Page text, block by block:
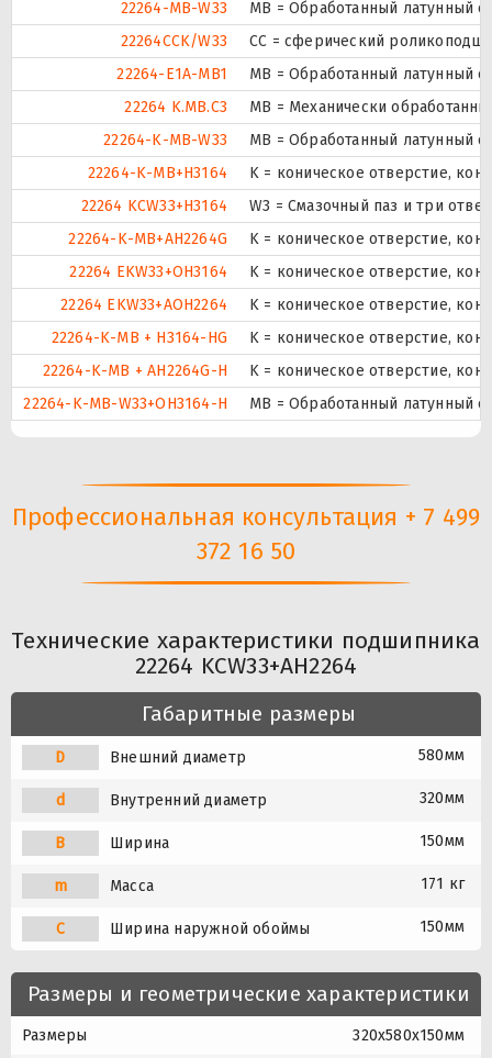
22264-MB-W33
MB = Обработанный латунный
22264CCK/W33
CC = сферический
22264-E1A-MB1
MB = Обработанный латунный
22264 K.MB.C3
MB = Механически
22264-K-MB-W33
MB = Обработанный латунный
22264-K-MB+H3164
K = коническое отверстие,
22264 KCW33+H3164
W3 = Смазочный паз и три
22264-K-MB+AH2264G
K = коническое отверстие,
22264 EKW33+OH3164
K = коническое отверстие,
22264 EKW33+AOH2264
K = коническое отверстие,
22264-K-MB + H3164-HG
K = коническое отверстие,
22264-K-MB + AH2264G-H
K = коническое отверстие,
22264-K-MB-W33+OH3164-H
MB = Обработанный латунный
Профессиональная консультация + 7 499
372 16 50
Технические характеристики подшипника
22264 KCW33+AH2264
Габаритные размеры
D Внешний диаметр 580мм
d Внутренний диаметр 320мм
B Ширина 150мм
m Масса 171 кг
C Ширина наружной обоймы 150мм
Размеры и геометрические характеристики
Размеры 320x580x150мм